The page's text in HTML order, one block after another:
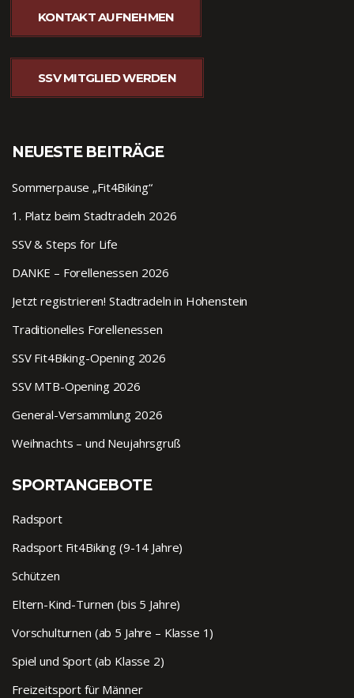
KONTAKT AUFNEHMEN
SSV MITGLIED WERDEN
NEUESTE BEITRÄGE
Sommerpause „Fit4Biking“
1. Platz beim Stadtradeln 2026
SSV & Steps for Life
DANKE – Forellenessen 2026
Jetzt registrieren! Stadtradeln in Hohenstein
Traditionelles Forellenessen
SSV Fit4Biking-Opening 2026
SSV MTB-Opening 2026
General-Versammlung 2026
Weihnachts – und Neujahrsgruß
SPORTANGEBOTE
Radsport
Radsport Fit4Biking (9-14 Jahre)
Schützen
Eltern-Kind-Turnen (bis 5 Jahre)
Vorschulturnen (ab 5 Jahre – Klasse 1)
Spiel und Sport (ab Klasse 2)
Freizeitsport für Männer